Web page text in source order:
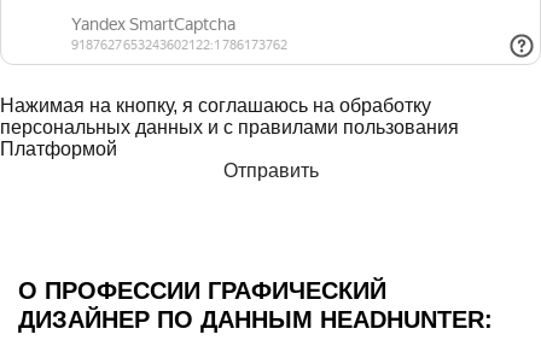
Нажимая на кнопку, я соглашаюсь на обработку
персональных данных и с правилами пользования
Платформой
О ПРОФЕССИИ ГРАФИЧЕСКИЙ
ДИЗАЙНЕР ПО ДАННЫМ HEADHUNTER: